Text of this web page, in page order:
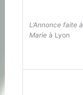
L’Annonce faite à
Marie à Lyon